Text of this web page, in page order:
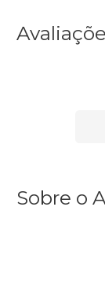
Sobre o